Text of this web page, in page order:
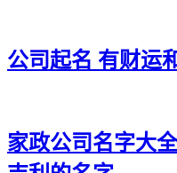
35、利威、喆植、海骥、
37、陆琸、运正、腾以、
38、艾泰、嘉春、焕茂、万
公司起名 有财运
家政公司名字大